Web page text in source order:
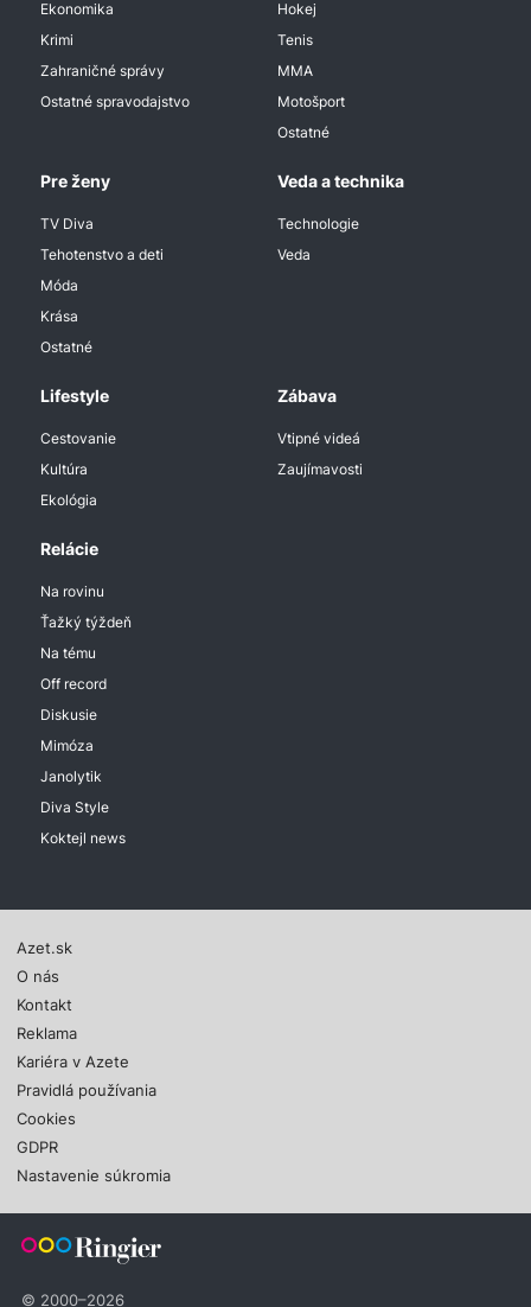
Ekonomika
Krimi
Zahraničné správy
Ostatné spravodajstvo
Hokej
Tenis
MMA
Motošport
Ostatné
Pre ženy
TV Diva
Tehotenstvo a deti
Móda
Krása
Ostatné
Veda a technika
Technologie
Veda
Lifestyle
Cestovanie
Kultúra
Ekológia
Zábava
Vtipné videá
Zaujímavosti
Relácie
Na rovinu
Ťažký týždeň
Na tému
Off record
Diskusie
Mimóza
Janolytik
Diva Style
Koktejl news
Azet.sk
O nás
Kontakt
Reklama
Kariéra v Azete
Pravidlá používania
Cookies
GDPR
Nastavenie súkromia
© 2000–2026